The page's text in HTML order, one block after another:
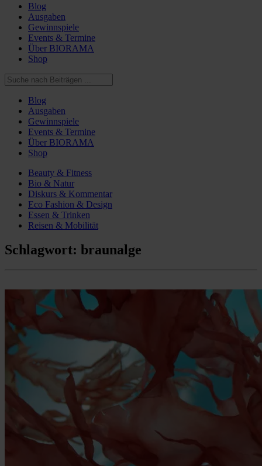
Blog
Ausgaben
Gewinnspiele
Events & Termine
Über BIORAMA
Shop
Blog
Ausgaben
Gewinnspiele
Events & Termine
Über BIORAMA
Shop
Beauty & Fitness
Bio & Natur
Diskurs & Kommentar
Eco Fashion & Design
Essen & Trinken
Reisen & Mobilität
Schlagwort: braunalge